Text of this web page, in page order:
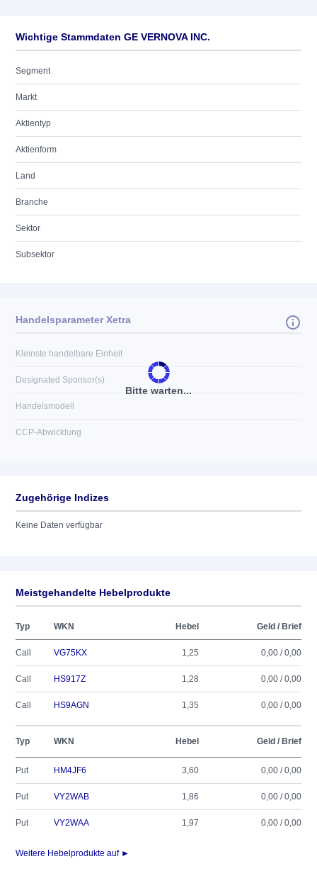
Wichtige Stammdaten GE VERNOVA INC.
Segment
Markt
Aktientyp
Aktienform
Land
Branche
Sektor
Subsektor
Bitte warten...
Handelsparameter Xetra
Kleinste handelbare Einheit
Designated Sponsor(s)
Handelsmodell
CCP-Abwicklung
Zugehörige Indizes
Keine Daten verfügbar
Meistgehandelte Hebelprodukte
Typ WKN Hebel Geld / Brief
Call VG75KX 1,25 0,00 / 0,00
Call HS917Z 1,28 0,00 / 0,00
Call HS9AGN 1,35 0,00 / 0,00
Typ WKN Hebel Geld / Brief
Put HM4JF6 3,60 0,00 / 0,00
Put VY2WAB 1,86 0,00 / 0,00
Put VY2WAA 1,97 0,00 / 0,00
Weitere Hebelprodukte auf ►